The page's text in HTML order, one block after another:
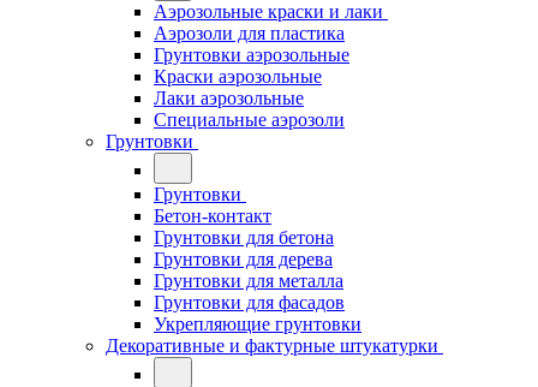
Аэрозольные краски и лаки
Аэрозоли для пластика
Грунтовки аэрозольные
Краски аэрозольные
Лаки аэрозольные
Специальные аэрозоли
Грунтовки
Грунтовки
Бетон-контакт
Грунтовки для бетона
Грунтовки для дерева
Грунтовки для металла
Грунтовки для фасадов
Укрепляющие грунтовки
Декоративные и фактурные штукатурки